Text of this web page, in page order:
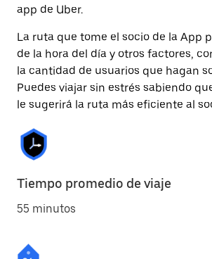
app de Uber.
La ruta que tome el socio de la App
de la hora del día y otros factores,
la cantidad de usuarios que hagan
Puedes viajar sin estrés sabiendo
le sugerirá la ruta más eficiente al
Tiempo promedio de viaje
55 minutos